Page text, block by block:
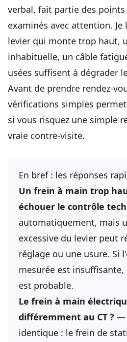
verbal, fait partie des
examinés avec attention.
levier qui monte trop haut,
inhabituelle, un câble
usées suffisent à dégrader
Avant de prendre rendez-
vérifications simples
si vous risquez une simple
vraie contre-visite.
En bref : les réponses
Un frein à main trop
échouer le contrôle
automatiquement, mais
excessive du levier peut
réglage ou une usure. Si
mesurée est
est probable.
Le frein à main
différemment au CT ? —
identique : le frein de